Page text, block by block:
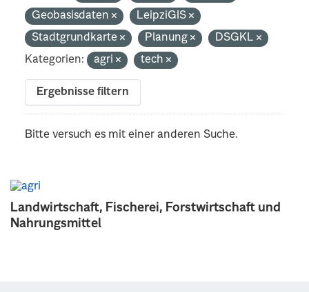
Landwirtschaft, Fischerei, Forstwirtschaft und
Nahrungsmittel
Geobasisdaten
LeipziGIS
Stadtgrundkarte
Planung
DSGKL
Kategorien:
agri tech
Ergebnisse filtern
Bitte versuch es mit einer anderen Suche.